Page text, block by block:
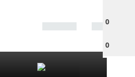
0
0